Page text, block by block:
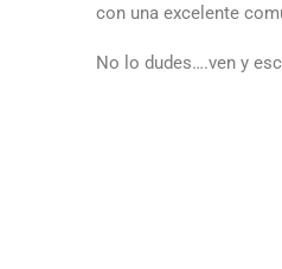
con una excelente
No lo dudes….ven y